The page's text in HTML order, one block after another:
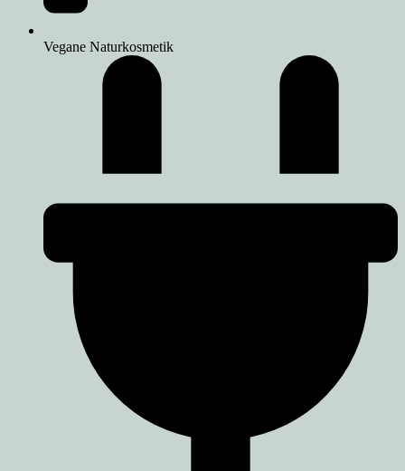
Vegane Naturkosmetik